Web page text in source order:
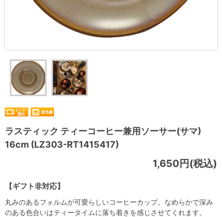
ラスティック ティーコーヒー兼用ソーサー(サマ)
16cm (LZ303-RT1415417)
【ギフト非対応】
1,650円(税込)
丸みのあるフォルムが可愛らしいコーヒーカップ。なめらかで深み
のある色合いはティータイムに落ち着きを感じさせてくれます。